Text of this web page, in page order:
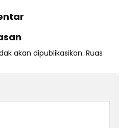
akan dipublikasikan. Ruas